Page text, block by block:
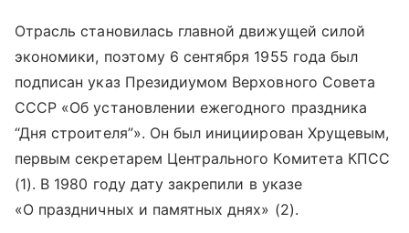
Отрасль становилась главной движущей силой
экономики, поэтому 6 сентября 1955 года был
подписан указ Президиумом Верховного Совета
СССР «Об установлении ежегодного праздника
“Дня строителя”». Он был инициирован Хрущевым,
первым секретарем Центрального Комитета КПСС
(1). В 1980 году дату закрепили в указе
«О праздничных и памятных днях» (2).